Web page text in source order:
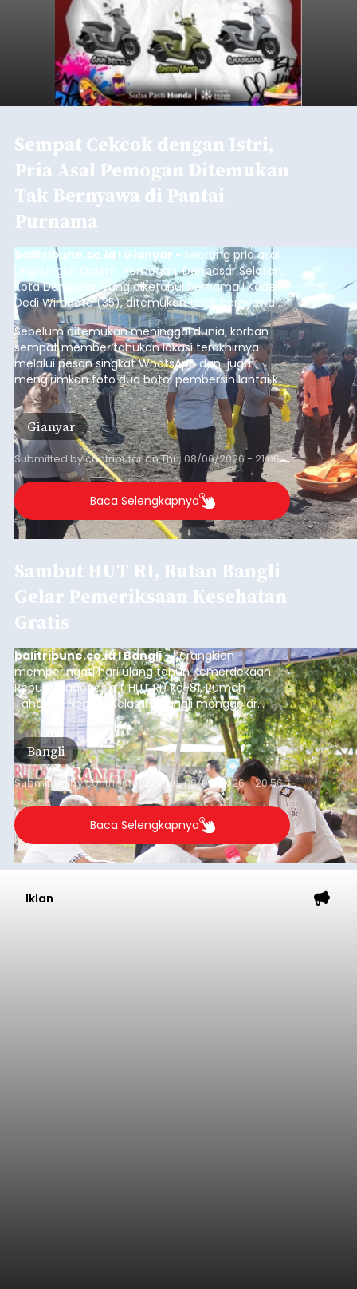
Sempat Cekcok dengan Istri,
Pria Asal Pemogan Ditemukan
Tak Bernyawa di Pantai
Purnama
balitribune.co.id I Gianyar - Seorang pria asal
Lingkungan Dalem, Pemogan, Denpasar Selatan,
Kota Denpasar, yang diketahui bernama I Kadek
Dedi Wiranata (35), ditemukan tidak bernyawa di
pesisir Pantai Purnama, Sukawati.
Sebelum ditemukan meninggal dunia, korban
sempat memberitahukan lokasi terakhirnya
melalui pesan singkat WhatsApp dan juga
mengirimkan foto dua botol pembersih lantai ke
istrinya.
Gianyar
Submitted bycontributoronThu, 08/06/2026 - 21:06
Baca Selengkapnya
Sambut HUT RI, Rutan Bangli
Gelar Pemeriksaan Kesehatan
Gratis
balitribune.co.id I Bangli -Serangkian
memperingati hari ulang tahun Kemerdekaan
Republik Indonesia ( HUT RI) ke-81, Rumah
Tahanan Negara Kelas II B Bangli menggelar
kegiatan pemeriksaan kesehatan gratis, Rabu
(6/8/2026).
Bangli
Submitted bycontributor Thu, 08/06/2026 - 20:56
Baca Selengkapnya
Iklan